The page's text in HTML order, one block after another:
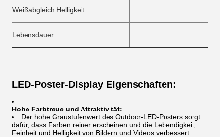
Weißabgleich Helligkeit
Lebensdauer
LED-Poster-Display Eigenschaften:
Hohe Farbtreue und Attraktivität:
Der hohe Graustufenwert des Outdoor-LED-Posters sorgt
dafür, dass Farben reiner erscheinen und die Lebendigkeit,
Feinheit und Helligkeit von Bildern und Videos verbessert